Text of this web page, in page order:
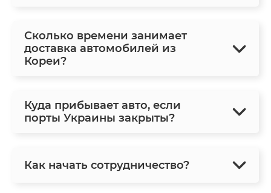
Сколько времени занимает
доставка автомобилей из
Кореи?
Куда прибывает авто, если
порты Украины закрыты?
Как начать сотрудничество?